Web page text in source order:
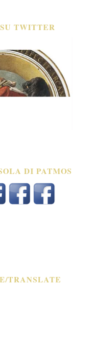
TWITTER
DI PATMOS
TRANSLATE